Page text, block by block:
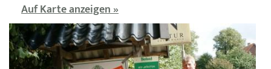
Auf Karte anzeigen »